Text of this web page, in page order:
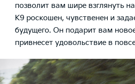
позволит вам шире взглянуть
K9 роскошен, чувственен и
будущего. Он подарит вам
привнесет удовольствие в